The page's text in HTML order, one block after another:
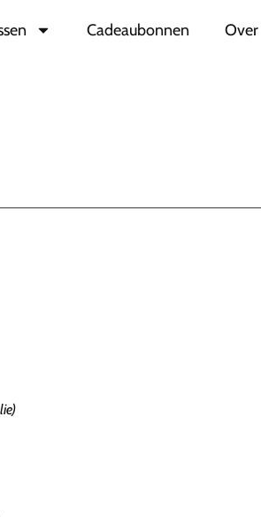
Cadeaubonnen